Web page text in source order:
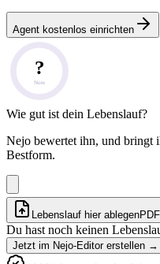
Agent kostenlos einrichten
?
Note
Wie gut ist dein Lebenslauf?
Nejo bewertet ihn, und bringt
Bestform.
Lebenslauf hier ablegen
Du hast noch keinen
Jetzt im Nejo-Editor erstellen →